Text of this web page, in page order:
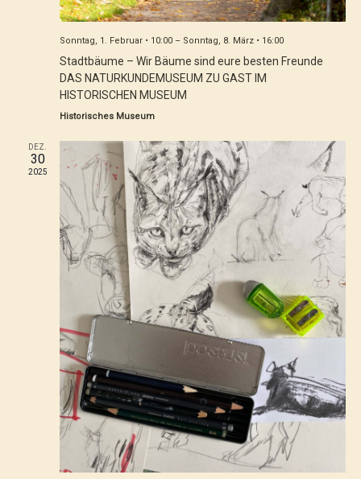
Vorträge, Musik & Literatur
Sonntag, 1. Februar • 10:00– Sonntag, 8. März • 16:00
Stadtbäume – Wir Bäume sind eure besten Freunde
DAS NATURKUNDEMUSEUM ZU GAST IM
HISTORISCHEN MUSEUM
Historisches Museum
DEZ.
30
2025